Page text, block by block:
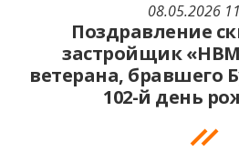
08.05.2026
Поздравление
застройщик
ветерана, бравшего
102-й день